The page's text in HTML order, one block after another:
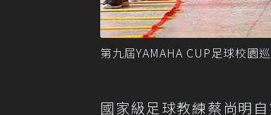
第九屆YAMAHA CUP足球校園
國家級足球教練蔡尚明